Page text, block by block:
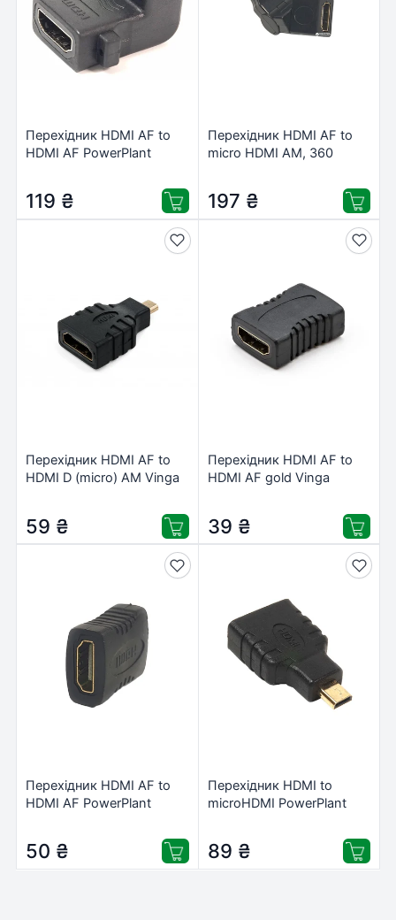
Перехідник HDMI AF to
HDMI AF PowerPlant
119 ₴
Перехідник HDMI AF to
micro HDMI AM, 360
197 ₴
Перехідник HDMI AF to
HDMI D (micro) AM Vinga
59 ₴
Перехідник HDMI AF to
HDMI AF gold Vinga
39 ₴
Перехідник HDMI AF to
HDMI AF PowerPlant
50 ₴
Перехідник HDMI to
microHDMI PowerPlant
89 ₴